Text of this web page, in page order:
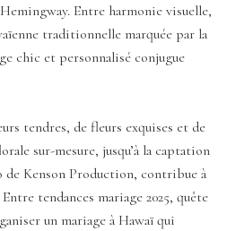
Entre harmonie visuelle,
traditionnelle marquée par la
chic et personnalisé conjugue
tendres, de fleurs exquises et de
sur-mesure, jusqu’à la captation
Kenson Production, contribue à
tendances mariage 2025, quête
un mariage à Hawaï qui